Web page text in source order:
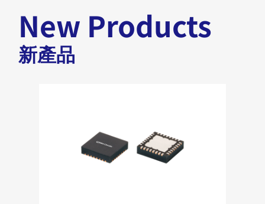
Mini-Circuits 推出符合 AEC-
Q200 車規認證之產品組合，專
為汽車應用而設計
Mini-Circuits 收購 Analog
Devices CATV 放大器業務
New Products
新產品